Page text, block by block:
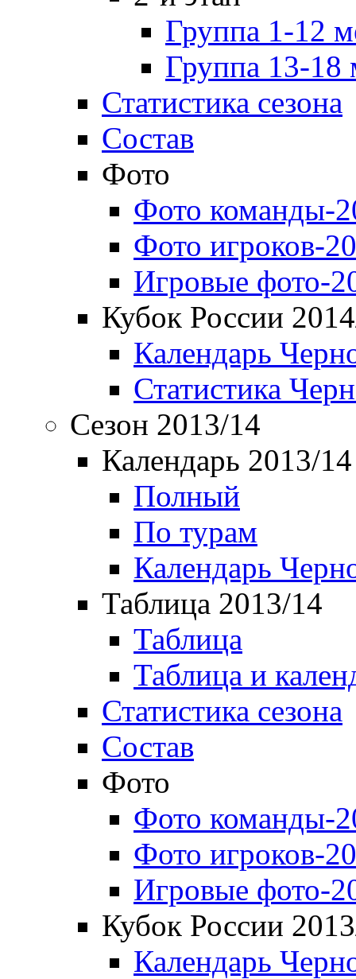
Группа 1-12
Группа 13-18
Статистика сезона
Состав
Фото
Фото команды-
Фото игроков-
Игровые фото-
Кубок России
Календарь
Статистика
Сезон 2013/14
Календарь 2013/14
Полный
По турам
Календарь
Таблица 2013/14
Таблица
Таблица и
Статистика сезона
Состав
Фото
Фото команды-
Фото игроков-
Игровые фото-
Кубок России
Календарь